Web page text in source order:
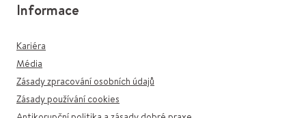
Informace
Kariéra
Média
Zásady zpracování osobních údajů
Zásady používání cookies